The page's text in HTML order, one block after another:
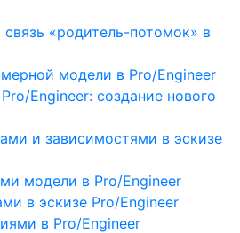
«родитель-потомок» в
модели в Pro/Engineer
Engineer: создание нового
и зависимостями в эскизе
модели в Pro/Engineer
в эскизе Pro/Engineer
в Pro/Engineer